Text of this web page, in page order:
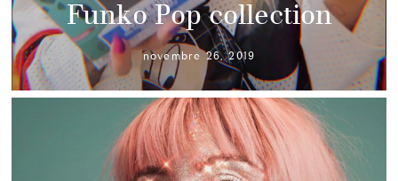
Funko Pop collection
novembre 26, 2019